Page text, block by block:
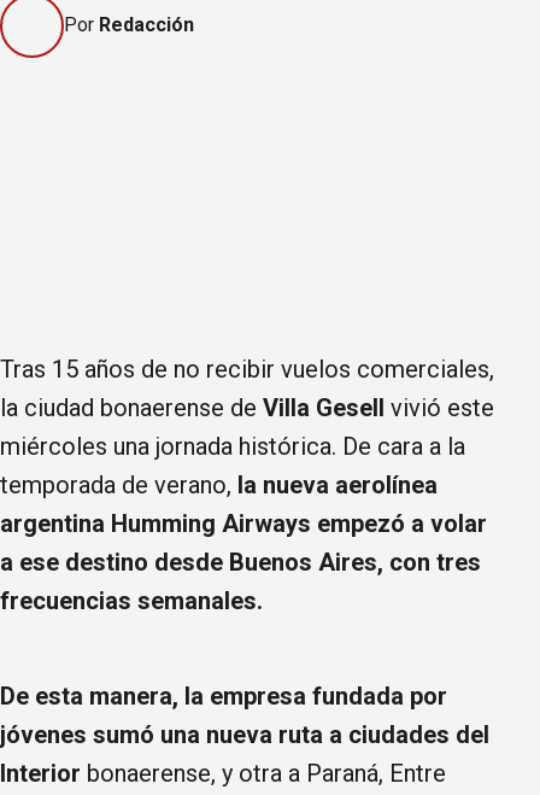
Por Redacción
Tras 15 años de no recibir vuelos comerciales,
la ciudad bonaerense de Villa Gesell vivió este
miércoles una jornada histórica. De cara a la
temporada de verano, la nueva aerolínea
argentina Humming Airways empezó a volar
a ese destino desde Buenos Aires, con tres
frecuencias semanales.
De esta manera, la empresa fundada por
jóvenes sumó una nueva ruta a ciudades del
Interior bonaerense, y otra a Paraná, Entre